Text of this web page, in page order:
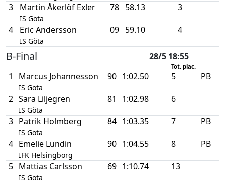
3 Martin Åkerlöf Exler
IS Göta
78 58.13 3
4 Eric Andersson
IS Göta
09 59.10 4
B-Final 28/5 18:55
Tot. plac.
1 Marcus Johannesson
IS Göta
90 1:02.50 5 PB
2 Sara Liljegren
IS Göta
81 1:02.98 6
3 Patrik Holmberg
IS Göta
84 1:03.35 7 PB
4 Emelie Lundin
IFK Helsingborg
90 1:04.55 8 PB
5 Mattias Carlsson
IS Göta
69 1:10.74 13